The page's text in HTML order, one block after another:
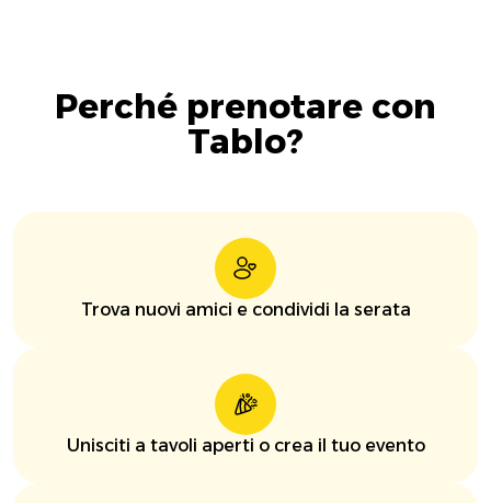
Perché prenotare con
Tablo?
Trova nuovi amici e condividi la serata
Unisciti a tavoli aperti o crea il tuo evento